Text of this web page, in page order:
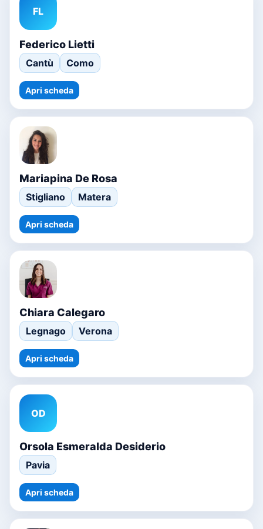
FL
Federico Lietti
Cantù Como
Apri scheda
Mariapina De Rosa
Stigliano Matera
Apri scheda
Chiara Calegaro
Legnago Verona
Apri scheda
OD
Orsola Esmeralda Desiderio
Pavia
Apri scheda